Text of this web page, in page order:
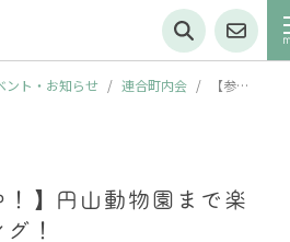
ント・お知らせ / 連合町内会 /
【参加
！】円山動物園まで楽
！